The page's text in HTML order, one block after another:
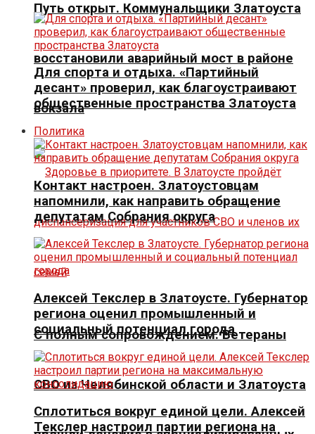
Путь открыт. Коммунальщики Златоуста
восстановили аварийный мост в районе
вокзала
С полным сопровождением. Ветераны
СВО из Челябинской области и Златоуста
Для спорта и отдыха. «Партийный
десант» проверил, как благоустраивают
общественные пространства Златоуста
Политика
Контакт настроен. Златоустовцам
напомнили, как направить обращение
депутатам Собрания округа
Алексей Текслер в Златоусте. Губернатор
региона оценил промышленный и
социальный потенциал города
Сплотиться вокруг единой цели. Алексей
Текслер настроил партии региона на